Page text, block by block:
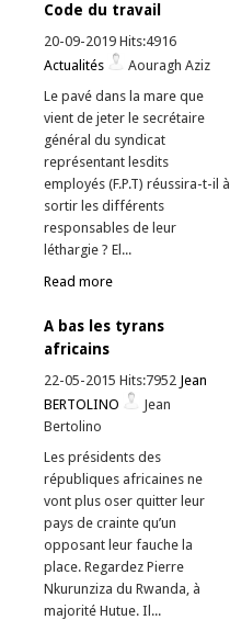
Code du travail
20-09-2019 Hits:4916
Actualités
Aouragh Aziz
Le pavé dans la mare que
vient de jeter le secrétaire
général du syndicat
représentant lesdits
employés (F.P.T) réussira-t-il à
sortir les différents
responsables de leur
léthargie ? El...
Read more
A bas les tyrans
africains
22-05-2015 Hits:7952 Jean
BERTOLINO
Jean
Bertolino
Les présidents des
républiques africaines ne
vont plus oser quitter leur
pays de crainte qu’un
opposant leur fauche la
place. Regardez Pierre
Nkurunziza du Rwanda, à
majorité Hutue. Il...